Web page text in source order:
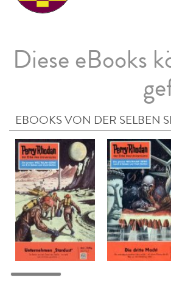
Diese eBooks
EBOOKS VON DER SELBEN